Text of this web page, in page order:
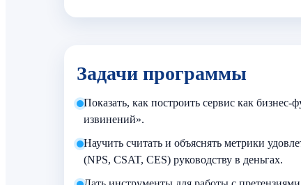
Задачи программы
Показать, как построить сервис как
извинений».
Научить считать и объяснять метрики
(NPS, CSAT, CES) руководству в деньгах.